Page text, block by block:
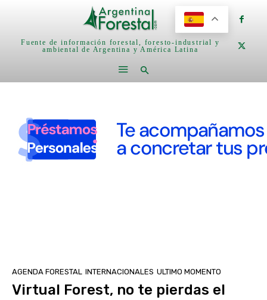
Fuente de información forestal, foresto-industrial y
ambiental de Argentina y América Latina
AGENDA FORESTAL INTERNACIONALES ULTIMO MOMENTO
Virtual Forest, no te pierdas el